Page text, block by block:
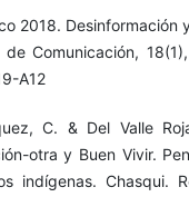
2018. Desinformación
Comunicación,
A12
C. & Del Valle
otra y Buen Vivir.
indígenas. Chasqui.